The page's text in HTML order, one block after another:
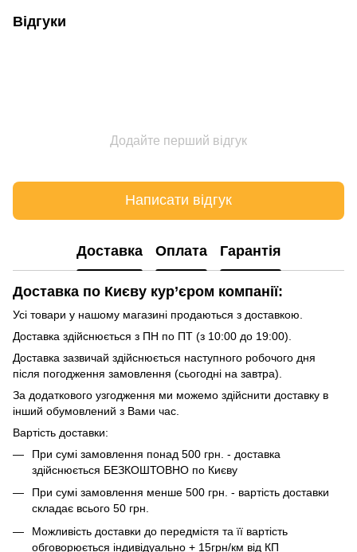
Відгуки
Додайте перший відгук
Написати відгук
Доставка Оплата Гарантія
Доставка по Києву кур’єром компанії:
Усі товари у нашому магазині продаються з доставкою.
Доставка здійснюється з ПН по ПТ (з 10:00 до 19:00).
Доставка зазвичай здійснюється наступного робочого дня
після погодження замовлення (сьогодні на завтра).
За додаткового узгодження ми можемо здійснити доставку в
інший обумовлений з Вами час.
Вартість доставки:
При сумі замовлення понад 500 грн. - доставка
здійснюється БЕЗКОШТОВНО по Києву
При сумі замовлення менше 500 грн. - вартість доставки
складає всього 50 грн.
Можливість доставки до передмістя та її вартість
обговорюється індивідуально + 15грн/км від КП